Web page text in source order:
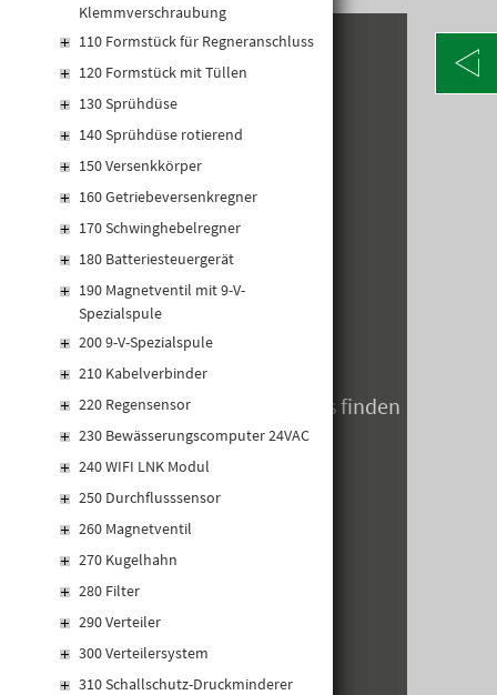
Klemmverschraubung
110 Formstück für Regneranschluss
120 Formstück mit Tüllen
130 Sprühdüse
140 Sprühdüse rotierend
150 Versenkkörper
160 Getriebeversenkregner
170 Schwinghebelregner
180 Batteriesteuergerät
190 Magnetventil mit 9-V-
Spezialspule
200 9-V-Spezialspule
210 Kabelverbinder
220 Regensensor
230 Bewässerungscomputer 24VAC
240 WIFI LNK Modul
250 Durchflusssensor
260 Magnetventil
270 Kugelhahn
280 Filter
290 Verteiler
300 Verteilersystem
310 Schallschutz-Druckminderer
KONTAKT
Alte Poststraße 171
A-8020 Graz
Telefon: +43 316 5971 0
info@kormann.at
ÖFFNUNGSZEITEN
MO-DO:
06:30 - 17:00 Uhr
06:30 - 14:00 Uhr
geschlossen
Öffnungszeiten zum Jahreswechsels finden
Sie hier